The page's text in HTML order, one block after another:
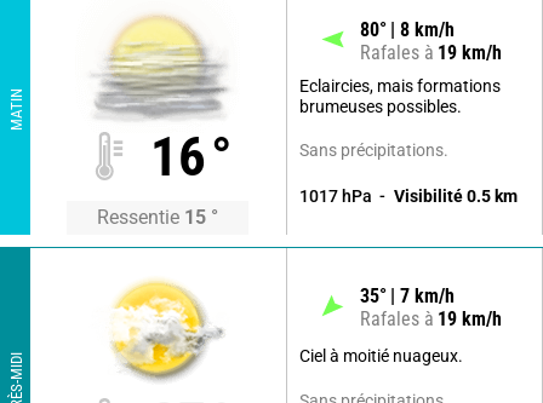
MATIN
16°
Ressentie 15 °
80° 8 km/h
Rafales à 19 km/h
Eclaircies, mais formations
brumeuses possibles.
Sans précipitations.
1017 hPa Visibilité 0.5 km
35° 7 km/h
Rafales à 19 km/h
Ciel à moitié nuageux.